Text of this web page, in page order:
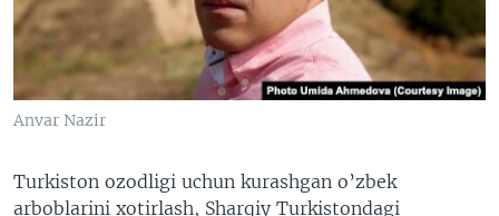
VIDEO
XABARLAR SURATLARDA
ODNOKLASSNIKI
TELEGRAM
TWITTER
Anvar Nazir
Turkiston ozodligi uchun kurashgan o’zbek
arboblarini xotirlash, Sharqiy Turkistondagi